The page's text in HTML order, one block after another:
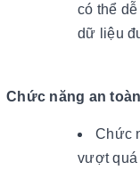
có thể
dữ liệu
Chức năng an
Chức
vượt quá